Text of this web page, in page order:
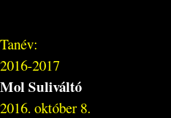
Tanév:
2016-2017
Mol Suliváltó
2016. október 8.